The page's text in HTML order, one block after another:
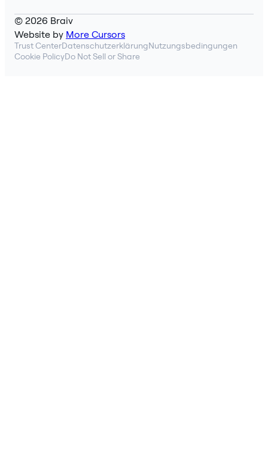
© 2026 Braiv
Website by More Cursors
Trust CenterDatenschutzerklärungNutzungsbedingungen
Cookie PolicyDo Not Sell or Share